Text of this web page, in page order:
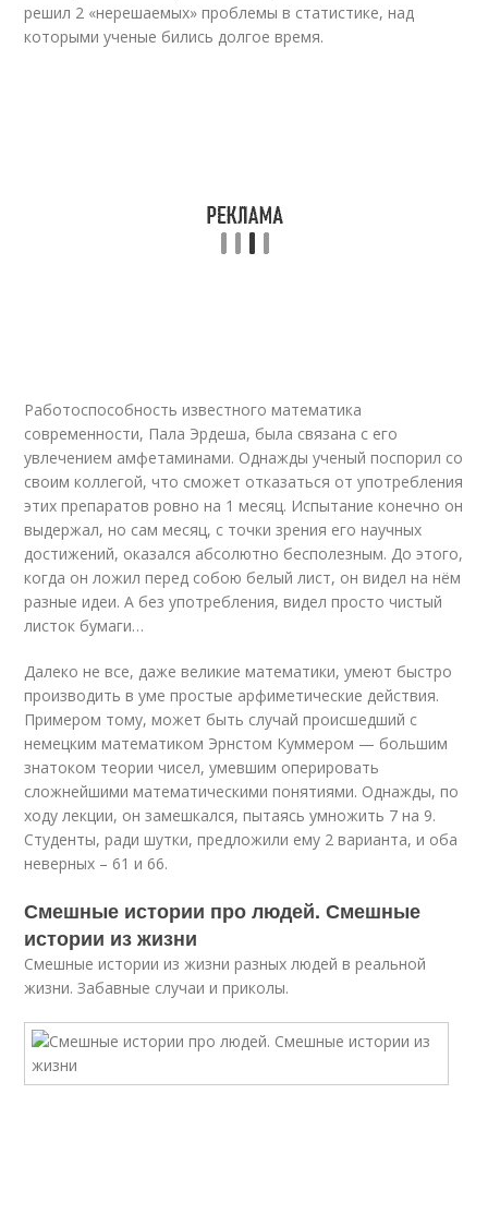
решил 2 «нерешаемых» проблемы в статистике, над
которыми ученые бились долгое время.
Работоспособность известного математика
современности, Пала Эрдеша, была связана с его
увлечением амфетаминами. Однажды ученый поспорил со
своим коллегой, что сможет отказаться от употребления
этих препаратов ровно на 1 месяц. Испытание конечно он
выдержал, но сам месяц, с точки зрения его научных
достижений, оказался абсолютно бесполезным. До этого,
когда он ложил перед собою белый лист, он видел на нём
разные идеи. А без употребления, видел просто чистый
листок бумаги…
Далеко не все, даже великие математики, умеют быстро
производить в уме простые арфиметические действия.
Примером тому, может быть случай происшедший с
немецким математиком Эрнстом Куммером — большим
знатоком теории чисел, умевшим оперировать
сложнейшими математическими понятиями. Однажды, по
ходу лекции, он замешкался, пытаясь умножить 7 на 9.
Студенты, ради шутки, предложили ему 2 варианта, и оба
неверных – 61 и 66.
Смешные истории про людей. Смешные
истории из жизни
Смешные истории из жизни разных людей в реальной
жизни. Забавные случаи и приколы.